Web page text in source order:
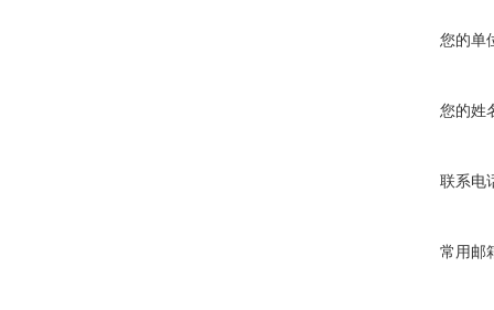
您的单
您的姓
联系电
常用邮